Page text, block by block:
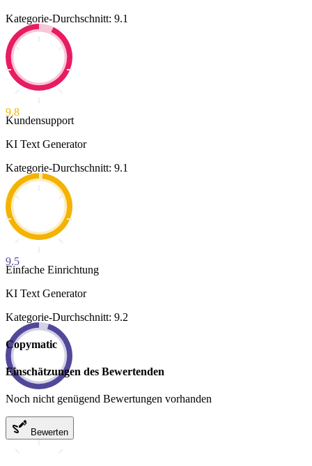
Kategorie-Durchschnitt: 9.1
9.8
Kundensupport
KI Text Generator
Kategorie-Durchschnitt: 9.1
9.5
Einfache Einrichtung
KI Text Generator
Kategorie-Durchschnitt: 9.2
Copymatic
Einschätzungen des Bewertenden
Noch nicht genügend Bewertungen vorhanden
Bewerten